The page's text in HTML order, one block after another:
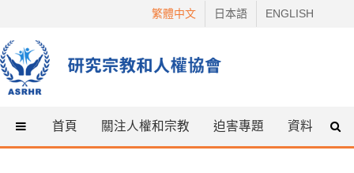
content
繁體中文 日本語 ENGLISH
首頁 關注人權和宗教 迫害專題 資料 什